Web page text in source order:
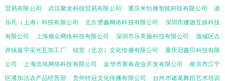
贸易有限公司
武汉聚龙科技贸易有限公司 重庆米怡雅智能科技有限公司
凌
乐凡（上海）科技有限公司
北京赟鑫网络科技有限公司
深圳市娜迦互娱科技
有限公司
上海频众网络科技有限公司 深圳市乐美施科技有限公司
谯城区古
井镇嘉宇采光瓦加工厂
锐堂（北京）文化传播有限公司
重庆冠鑫贝科技有限
公司
上海浩埃网络科技有限公司 金华市寨春农业开发有限公司
南京市江宁
区潘加法农产品经营部
贵州特冠文化传播有限公司
台州市诸葛舞蹈艺术培训